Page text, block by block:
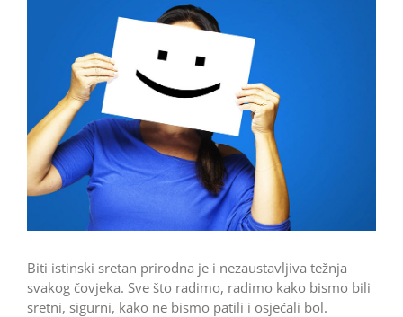
Biti istinski sretan prirodna je i nezaustavljiva težnja
svakog čovjeka. Sve što radimo, radimo kako bismo bili
sretni, sigurni, kako ne bismo patili i osjećali bol.